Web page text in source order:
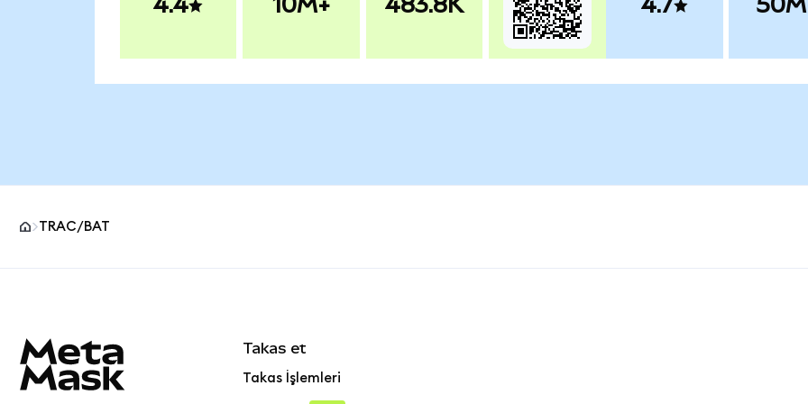
TRAC/BAT
Takas et
Takas İşlemleri